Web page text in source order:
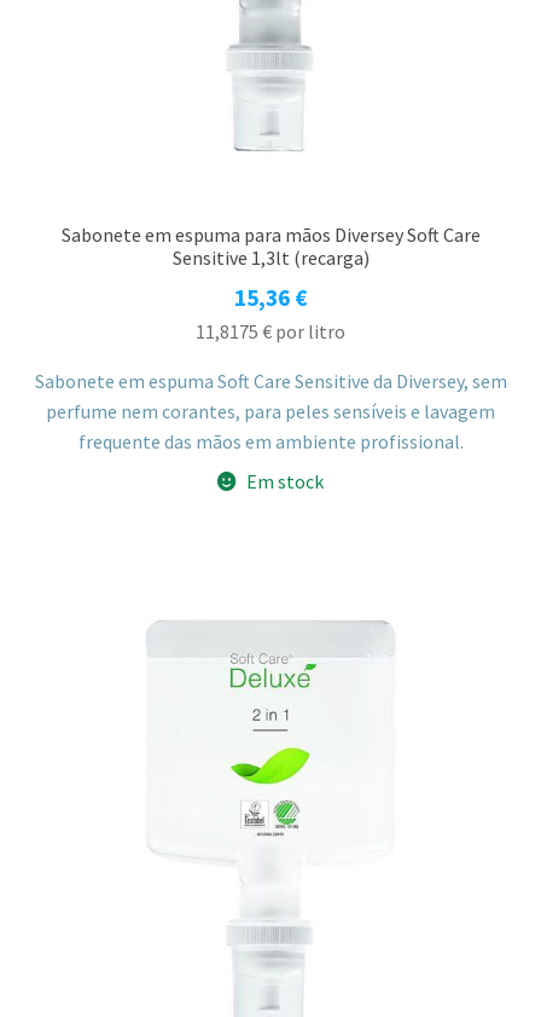
Sabonete em espuma para mãos Diversey Soft Care
Sensitive 1,3lt (recarga)
15,36 €
11,8175 € por litro
Sabonete em espuma Soft Care Sensitive da Diversey, sem
perfume nem corantes, para peles sensíveis e lavagem
frequente das mãos em ambiente profissional.
Em stock